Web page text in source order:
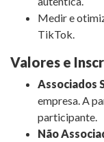
Medir e
TikTok.
Valores e
Associados
empresa. A
participante.
Não